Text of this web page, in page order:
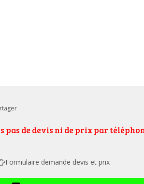
pas de devis ni de prix par
Formulaire demande devis et prix